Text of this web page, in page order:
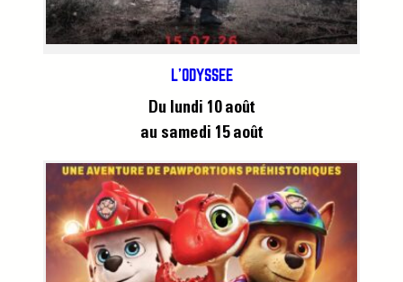
L’ODYSSÉE
Du lundi 10 août
au samedi 15 août